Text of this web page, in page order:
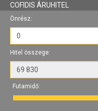
COFIDIS ÁRUHITEL
Önrész:
Hitel összege:
Futamidő: